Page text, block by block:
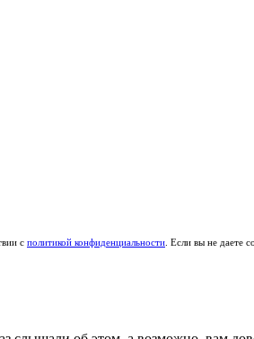
с политикой конфиденциальности . Если вы не даете